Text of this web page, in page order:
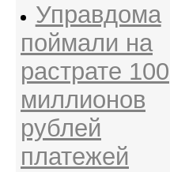
Управдома
поймали на
растрате 100
миллионов
рублей
платежей